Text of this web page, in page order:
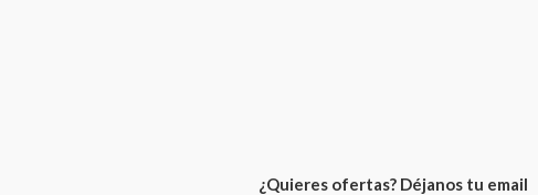
¿Quieres ofertas? Déjanos tu email